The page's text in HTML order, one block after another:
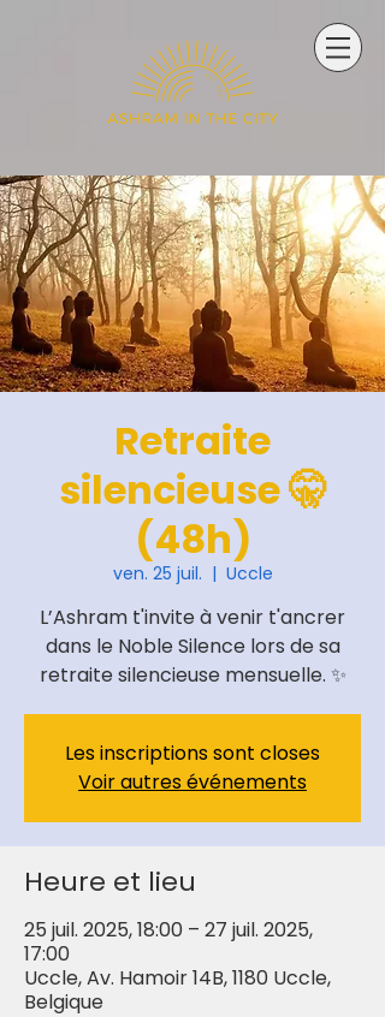
Retraite
silencieuse 🤫
(48h)
ven. 25 juil.
  |
Uccle
L’Ashram t'invite à venir t'ancrer
dans le Noble Silence lors de sa
retraite silencieuse mensuelle. ✨
Les inscriptions sont closes
Voir autres événements
Heure et lieu
25 juil. 2025, 18:00 – 27 juil. 2025,
17:00
Uccle, Av. Hamoir 14B, 1180 Uccle,
Belgique